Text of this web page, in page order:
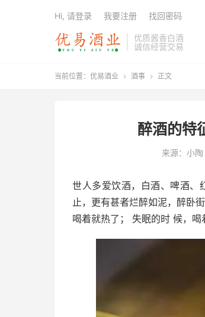
优质酱香白酒
诚信经营交易
Hi, 请登录 我要注册 找回密码
当前位置： 优易酒业  酒事  正文
醉酒的特
来源：小陶
世人多爱饮酒，白酒、啤酒
止，更有甚者烂醉如泥，醉卧
喝着就热了； 失眠的时 候，